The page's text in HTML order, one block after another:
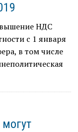
НДС
с 1 января
в том числе